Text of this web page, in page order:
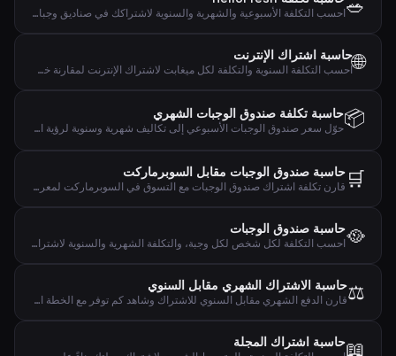
🥗 احسب التكلفة الأسبوعية والشهرية والسنوية لاشتراكك في صناديق وجبات HelloFresh بناءً على الحصص والوصفات.
🌐حاسبة اشتراك الإنترنت
احسب التكلفة السنوية والتكلفة لكل ميغابت لاشتراك الإنترنت لمقارنة خطط النطاق العريض بفعالية.
📦حاسبة تكلفة صندوق الوجبات الشهري
حوّل سعر صندوق الوجبات الأسبوعي إلى تكاليف شهرية وسنوية لرؤية التأثير المالي الكامل.
🛒 حاسبة صندوق الوجبات مقابل السوبرماركت
قارن تكلفة اشتراك صندوق الوجبات مع التسوق في السوبرماركت لمعرفة الفرق الشهري والسنوي.
🥘حاسبة صندوق الوجبات
احسب التكلفة لكل شخص لكل وجبة، والتكلفة الشهرية والسنوية لاشتراك صندوق الوجبات.
⚖️حاسبة الاشتراك الشهري مقابل السنوي
قارن الدفع الشهري مقابل السنوي للاشتراك وشاهد كم توفر مع الخطة السنوية.
📖حاسبة اشتراك المجلة